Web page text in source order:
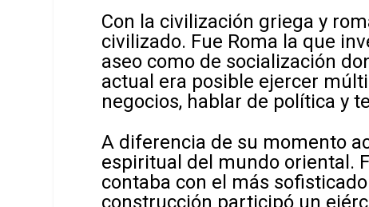
Con la civilización griega y
civilizado. Fue Roma la que
aseo como de socialización
actual era posible ejercer
negocios, hablar de política y
A diferencia de su momento
espiritual del mundo oriental.
contaba con el más
construcción participó un